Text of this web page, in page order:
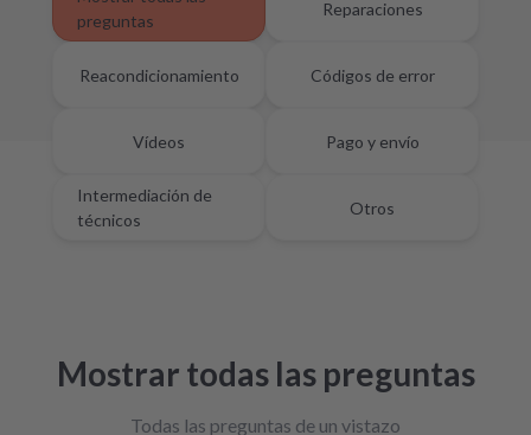
preguntas
Reparaciones
Reacondicionamiento Códigos de error
Vídeos Pago y envío
Intermediación de
técnicos
Otros
Mostrar todas las preguntas
Todas las preguntas de un vistazo